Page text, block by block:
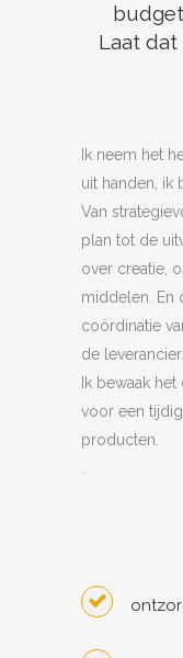
Laat dat
Ik neem het
uit handen, ik
Van
plan tot de
over creatie,
middelen. En
coördinatie
de
Ik bewaak
voor een
producten.
.